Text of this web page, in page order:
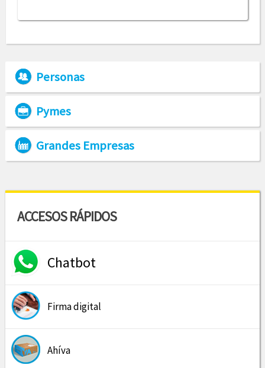
Personas
Pymes
Grandes Empresas
ACCESOS RÁPIDOS
Chatbot
Firma digital
Ahíva